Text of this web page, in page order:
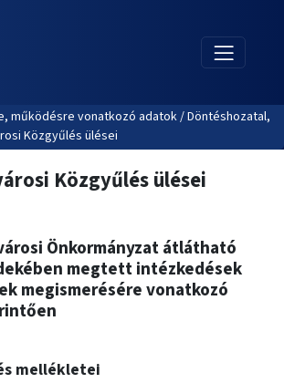
működésre vonatkozó adatok / Döntéshozatal,
Közgyűlés ülései
Közgyűlés ülései
Önkormányzat átlátható
megtett intézkedések
megismerésére vonatkozó
mellékletei